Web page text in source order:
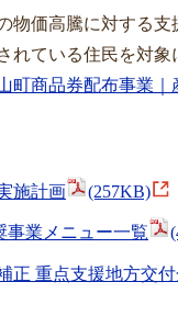
物価高騰に対する
れている住民を対象
町商品券配布事業｜
施計画 (257KB)
事業メニュー一覧
正 重点支援地方交